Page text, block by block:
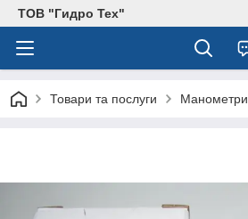
ТОВ "Гидро Тех"
Товари та послуги